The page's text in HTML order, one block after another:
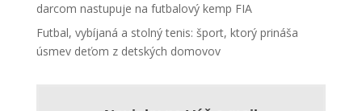
darcom nastupuje na futbalový kemp FIA
Futbal, vybíjaná a stolný tenis: šport, ktorý prináša
úsmev deťom z detských domovov